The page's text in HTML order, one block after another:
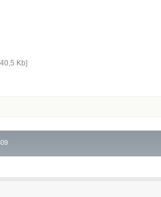
[40,5 Kb]